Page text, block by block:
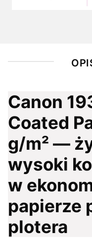
Canon
Coated
g/m² —
wysoki
w
papierze
plotera